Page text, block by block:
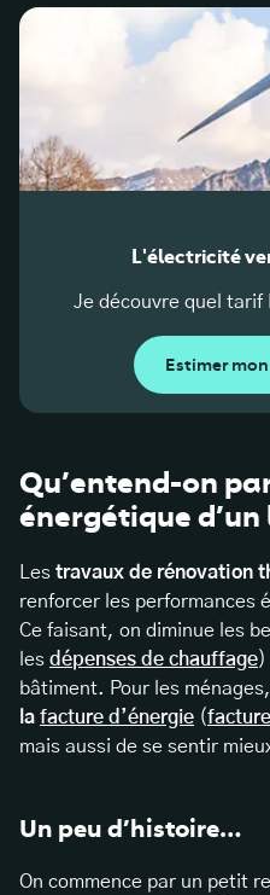
L'électricité
Je découvre quel tarif
Estimer
Qu’entend-on
énergétique
Les travaux de rénovation
renforcer les performances
Ce faisant, on diminue les
les dépenses de chauffage)
bâtiment. Pour les
la facture d’énergie (
mais aussi de se sentir
Un peu d’histoire…
On commence par un petit